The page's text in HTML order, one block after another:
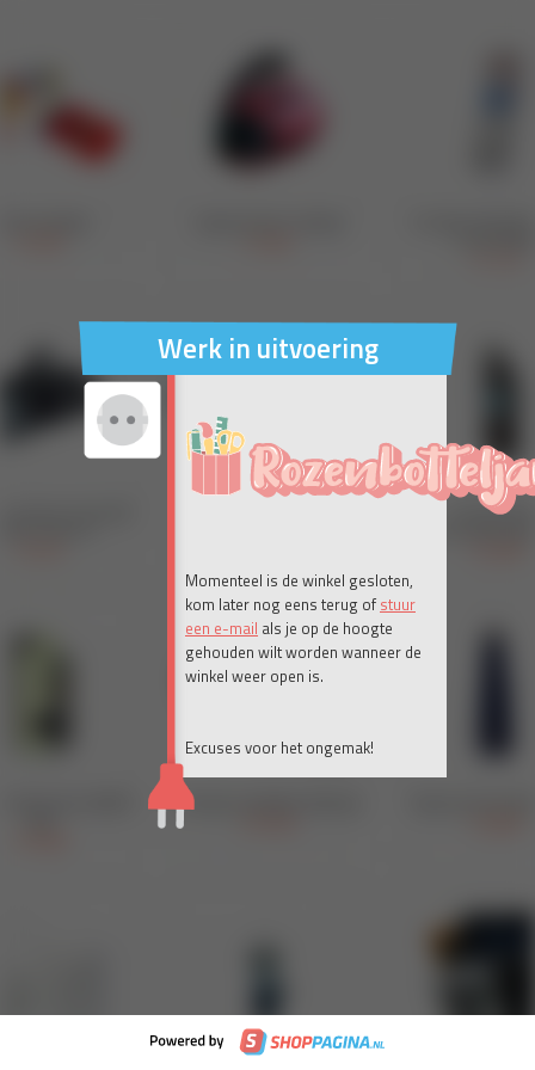
Werk in uitvoering
Momenteel is de winkel gesloten,
kom later nog eens terug of stuur
een e-mail als je op de hoogte
gehouden wilt worden wanneer de
winkel weer open is.
Excuses voor het ongemak!